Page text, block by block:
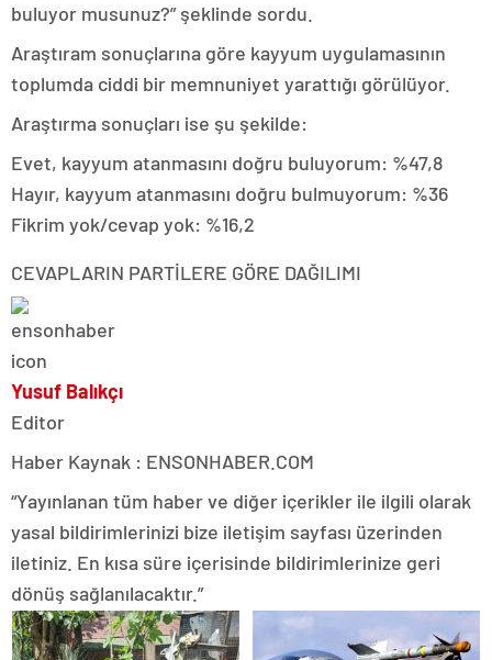
buluyor musunuz?” şeklinde sordu.
Araştıram sonuçlarına göre kayyum uygulamasının
toplumda ciddi bir memnuniyet yarattığı görülüyor.
Araştırma sonuçları ise şu şekilde:
Evet, kayyum atanmasını doğru buluyorum: %47,8
Hayır, kayyum atanmasını doğru bulmuyorum: %36
Fikrim yok/cevap yok: %16,2
CEVAPLARIN PARTİLERE GÖRE DAĞILIMI
Yusuf Balıkçı
Editor
Haber Kaynak : ENSONHABER.COM
“Yayınlanan tüm haber ve diğer içerikler ile ilgili olarak
yasal bildirimlerinizi bize iletişim sayfası üzerinden
iletiniz. En kısa süre içerisinde bildirimlerinize geri
dönüş sağlanılacaktır.”